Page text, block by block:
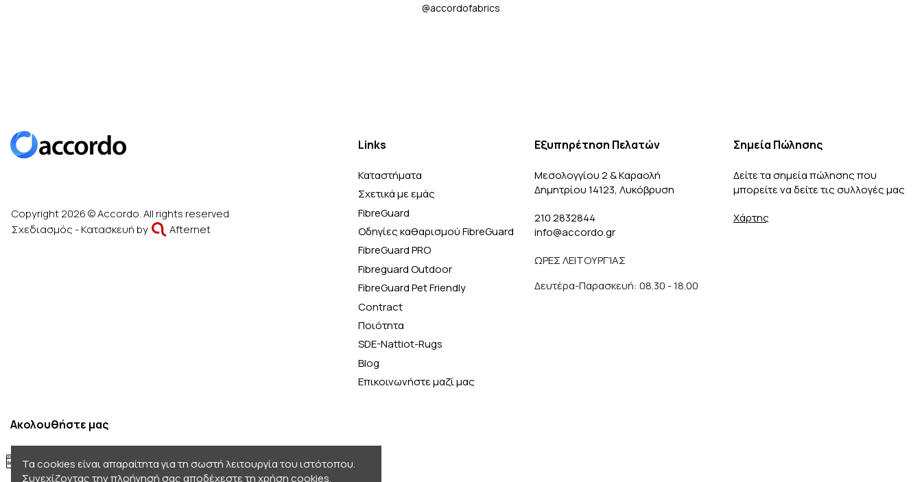
@accordofabrics
Copyright 2026 © Accordo. All rights reserved
Σχεδιασμός - Κατασκευή by
Afternet
Links
Καταστήματα
Σχετικά με εμάς
FibreGuard
Οδηγίες καθαρισμού FibreGuard
FibreGuard PRO
Fibreguard Outdoor
FibreGuard Pet Friendly
Contract
Ποιότητα
SDE-Nattiot-Rugs
Blog
Επικοινωνήστε μαζί μας
Εξυπηρέτηση Πελατών
Μεσολογγίου 2 & Καραολή
Δημητρίου 14123, Λυκόβρυση
210 2832844
info@accordo.gr
ΩΡΕΣ ΛΕΙΤΟΥΡΓΊΑΣ
Δευτέρα-Παρασκευή: 08.30 - 18.00
Σημεία Πώλησης
Δείτε τα σημεία πώλησης που
μπορείτε να δείτε τις συλλογές μας
Χάρτης
Ακολουθήστε μας
Τα cookies είναι απαραίτητα για τη σωστή λειτουργία του ιστότοπου.
Συνεχίζοντας την πλοήγησή σας αποδέχεστε τη χρήση cookies.